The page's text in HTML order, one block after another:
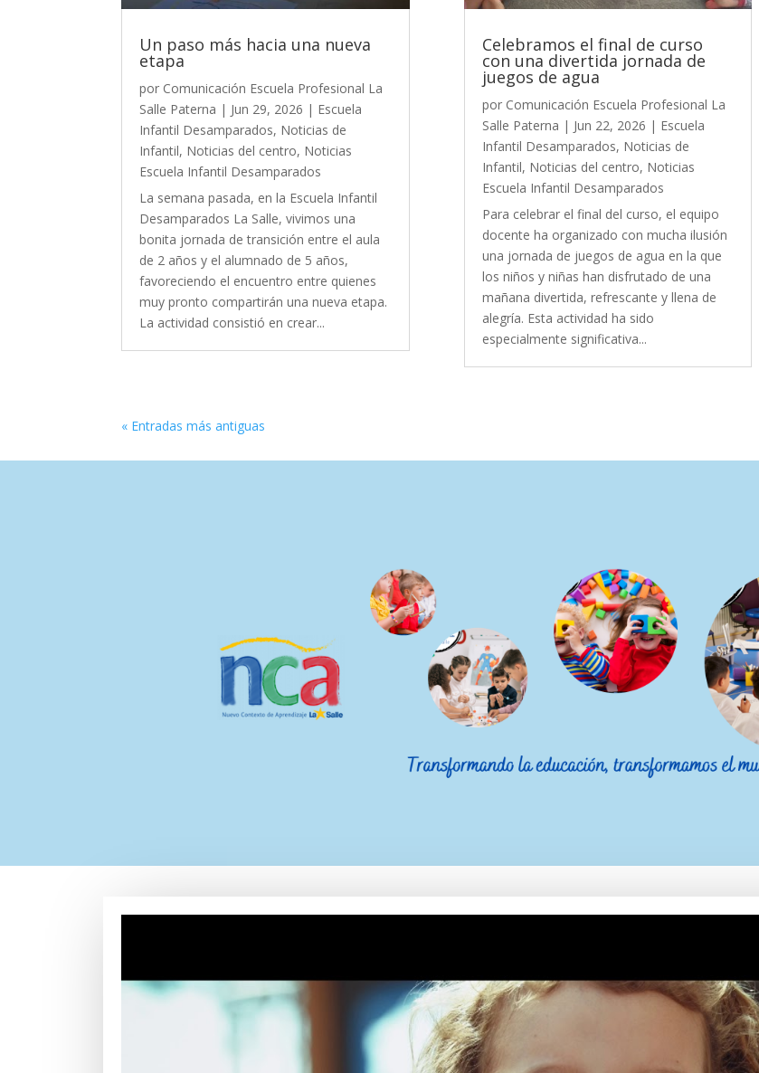
Un paso más hacia una nueva
etapa
por Comunicación Escuela Profesional La
Salle Paterna | Jun 29, 2026 | Escuela
Infantil Desamparados, Noticias de
Infantil, Noticias del centro, Noticias
Escuela Infantil Desamparados
La semana pasada, en la Escuela Infantil
Desamparados La Salle, vivimos una
bonita jornada de transición entre el aula
de 2 años y el alumnado de 5 años,
favoreciendo el encuentro entre quienes
muy pronto compartirán una nueva etapa.
La actividad consistió en crear...
Celebramos el final de curso
con una divertida jornada de
juegos de agua
por Comunicación Escuela Profesional La
Salle Paterna | Jun 22, 2026 | Escuela
Infantil Desamparados, Noticias de
Infantil, Noticias del centro, Noticias
Escuela Infantil Desamparados
Para celebrar el final del curso, el equipo
docente ha organizado con mucha ilusión
una jornada de juegos de agua en la que
los niños y niñas han disfrutado de una
mañana divertida, refrescante y llena de
alegría. Esta actividad ha sido
especialmente significativa...
« Entradas más antiguas